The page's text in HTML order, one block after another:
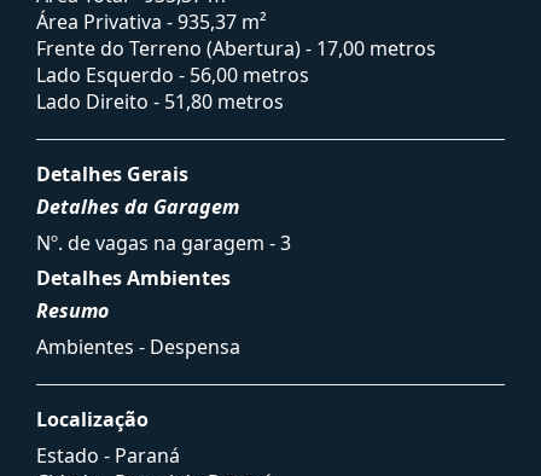
Área Privativa - 935,37 m²
Frente do Terreno (Abertura) - 17,00 metros
Lado Esquerdo - 56,00 metros
Lado Direito - 51,80 metros
Detalhes Gerais
Detalhes da Garagem
Nº. de vagas na garagem - 3
Detalhes Ambientes
Resumo
Ambientes - Despensa
Localização
Estado - Paraná